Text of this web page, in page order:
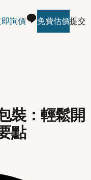
即詢價 免費估價提交
裝：輕鬆開
點